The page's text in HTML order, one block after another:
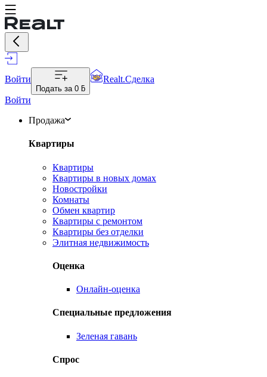
Войти
Подать за 0 ƃ
Realt.Сделка
Войти
Продажа
Квартиры
Квартиры
Квартиры в новых домах
Новостройки
Комнаты
Обмен квартир
Квартиры с ремонтом
Квартиры без отделки
Элитная недвижимость
Оценка
Онлайн-оценка
Специальные предложения
Зеленая гавань
Спрос